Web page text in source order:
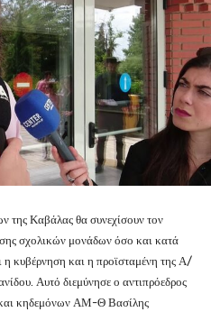
της Καβάλας θα συνεχίσουν τον
σχολικών μονάδων όσο και κατά
η κυβέρνηση και η προϊσταμένη της Α/
Αυτό διεμύνησε ο αντιπρόεδρος
κηδεμόνων ΑΜ-Θ Βασίλης